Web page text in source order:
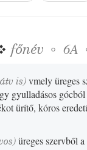
főnév ◦ 6A
átv is)vmely üreges
gyulladásos gócból
ürítő, kóros
)üreges szervből